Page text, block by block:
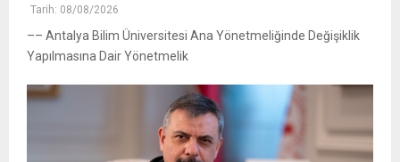
Tarih: 08/08/2026
–– Antalya Bilim Üniversitesi Ana Yönetmeliğinde Değişiklik
Yapılmasına Dair Yönetmelik